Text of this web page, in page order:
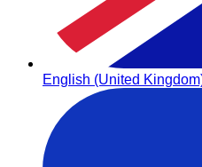
English (United